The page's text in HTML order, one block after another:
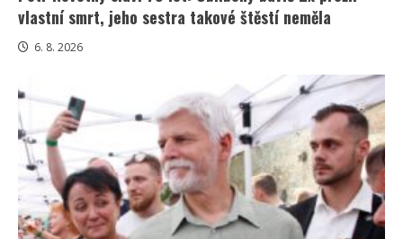
vlastní smrt, jeho sestra takové štěstí neměla
6. 8. 2026